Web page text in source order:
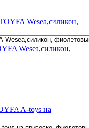
Wesea,силикон,